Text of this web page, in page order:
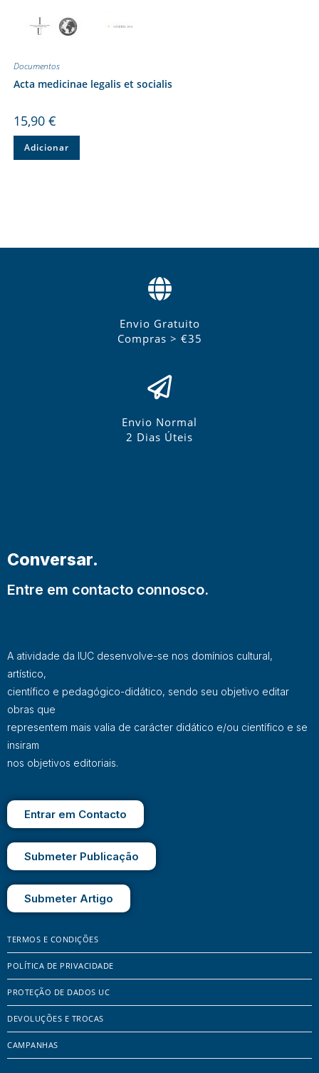
Documentos
Acta medicinae legalis et socialis
15,90 €
Adicionar
Envio Gratuito
Compras > €35
Envio Normal
2 Dias Úteis
Conversar.
Entre em contacto connosco.
A atividade da IUC desenvolve-se nos domínios cultural,
artístico,
científico e pedagógico-didático, sendo seu objetivo editar
obras que
representem mais valia de carácter didático e/ou científico e se
insiram
nos objetivos editoriais.
Entrar em Contacto
Submeter Publicação
Submeter Artigo
TERMOS E CONDIÇÕES
POLÍTICA DE PRIVACIDADE
PROTEÇÃO DE DADOS UC
DEVOLUÇÕES E TROCAS
CAMPANHAS